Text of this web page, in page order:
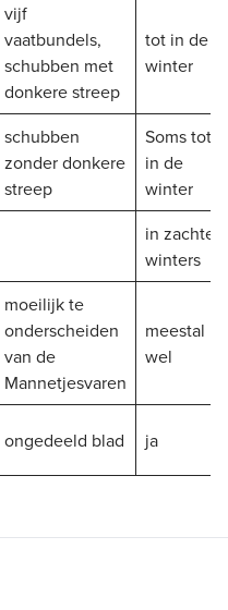
vijf
vaatbundels,
schubben met
donkere streep
tot in de
winter
schubben
zonder donkere
streep
Soms tot
in de
winter
in zachte
winters
moeilijk te
onderscheiden
van de
Mannetjesvaren
meestal
wel
ongedeeld blad ja